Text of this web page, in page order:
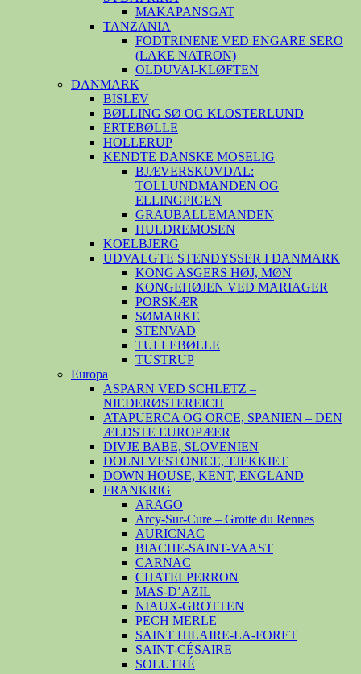
MAKAPANSGAT
TANZANIA
FODTRINENE VED ENGARE SERO
(LAKE NATRON)
OLDUVAI-KLØFTEN
DANMARK
BISLEV
BØLLING SØ OG KLOSTERLUND
ERTEBØLLE
HOLLERUP
KENDTE DANSKE MOSELIG
BJÆVERSKOVDAL:
TOLLUNDMANDEN OG
ELLINGPIGEN
GRAUBALLEMANDEN
HULDREMOSEN
KOELBJERG
UDVALGTE STENDYSSER I DANMARK
KONG ASGERS HØJ, MØN
KONGEHØJEN VED MARIAGER
PORSKÆR
SØMARKE
STENVAD
TULLEBØLLE
TUSTRUP
Europa
ASPARN VED SCHLETZ –
NIEDERØSTEREICH
ATAPUERCA OG ORCE, SPANIEN – DEN
ÆLDSTE EUROPÆER
DIVJE BABE, SLOVENIEN
DOLNI VESTONICE, TJEKKIET
DOWN HOUSE, KENT, ENGLAND
FRANKRIG
ARAGO
Arcy-Sur-Cure – Grotte du Rennes
AURICNAC
BIACHE-SAINT-VAAST
CARNAC
CHATELPERRON
MAS-D’AZIL
NIAUX-GROTTEN
PECH MERLE
SAINT HILAIRE-LA-FORET
SAINT-CÉSAIRE
SOLUTRÉ